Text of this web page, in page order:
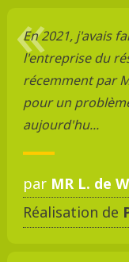
En 2021, j'avais
l'entreprise du
récemment par
pour un
aujourd'hu...
par MR L. de
Réalisation de